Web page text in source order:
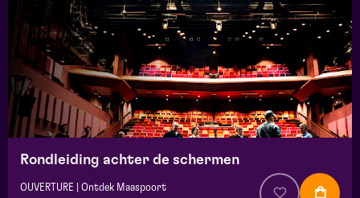
Rondleiding achter de schermen
OUVERTURE | Ontdek Maaspoort